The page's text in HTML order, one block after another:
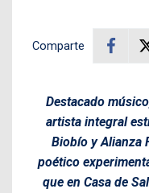
Comparte
Destacado
artista integral
Biobío y Alianza
poético
que en Casa de